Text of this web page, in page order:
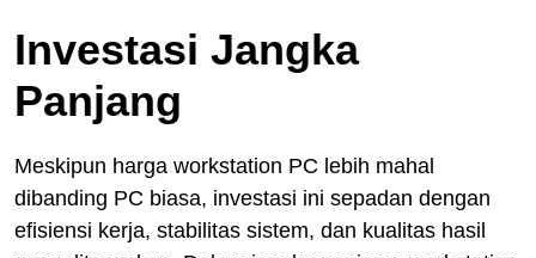
Investasi Jangka
Panjang
Meskipun harga workstation PC lebih mahal
dibanding PC biasa, investasi ini sepadan dengan
efisiensi kerja, stabilitas sistem, dan kualitas hasil